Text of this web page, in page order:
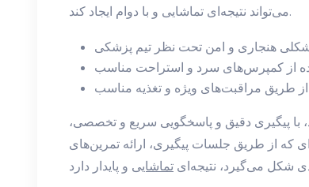
می‌تواند نتیجه‌ای تماشایی و با دوام ایجاد کند.
هنجاری و امن تحت نظر تیم پزشکی
از کمپرس‌های سرد و استراحت مناسب
از طریق مراقبت‌های ویژه و تغذیه مناسب
با پیگیری دقیق و پاسخگویی سریع و تخصصی،
که از طریق جلسات پیگیری، ارائه تمرین‌های
شکل می‌گیرد، نتیجه‌ای تماشایی